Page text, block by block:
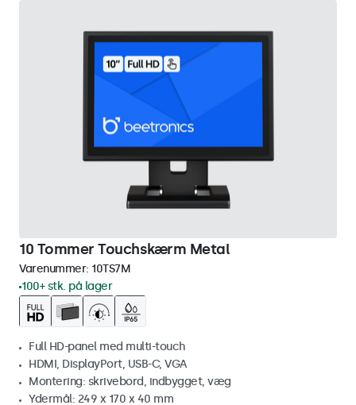
10 Tommer Touchskærm Metal
Varenummer: 10TS7M
100+ stk. på lager
Full HD-panel med multi-touch
HDMI, DisplayPort, USB-C, VGA
Montering: skrivebord, indbygget, væg
Ydermål: 249 x 170 x 40 mm